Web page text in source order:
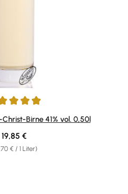
von 4.96 von 5 Sternen
Birne 41% vol. 0,50l
€ / 1 Liter)
Regulärer Preis:
19,85 €